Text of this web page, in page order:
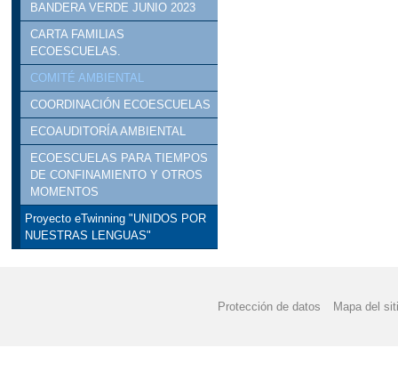
BANDERA VERDE JUNIO 2023
CARTA FAMILIAS
ECOESCUELAS.
COMITÉ AMBIENTAL
COORDINACIÓN ECOESCUELAS
ECOAUDITORÍA AMBIENTAL
ECOESCUELAS PARA TIEMPOS
DE CONFINAMIENTO Y OTROS
MOMENTOS
Proyecto eTwinning "UNIDOS POR
NUESTRAS LENGUAS"
Protección de datos Mapa del